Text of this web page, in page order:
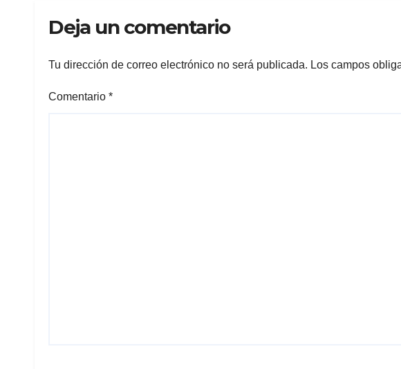
Deja un comentario
Tu dirección de correo electrónico no será publicada. Los campos
Comentario *